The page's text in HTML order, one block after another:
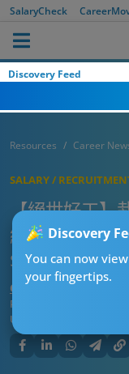
SalaryCheck
Discovery Feed
Discovery
You can now
your fingertips.
Resources Career
SALARY /
【絕世好工】
網民一人一個
$600！
CTgoodjobs’ Editor
Published:
Updated: